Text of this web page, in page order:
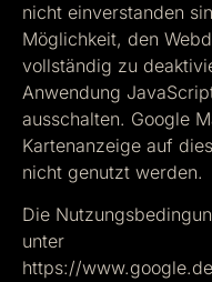
nicht einverstanden
Möglichkeit, den
vollständig zu
Anwendung
ausschalten. Google
Kartenanzeige auf
nicht genutzt werden.
Die
unter
https://